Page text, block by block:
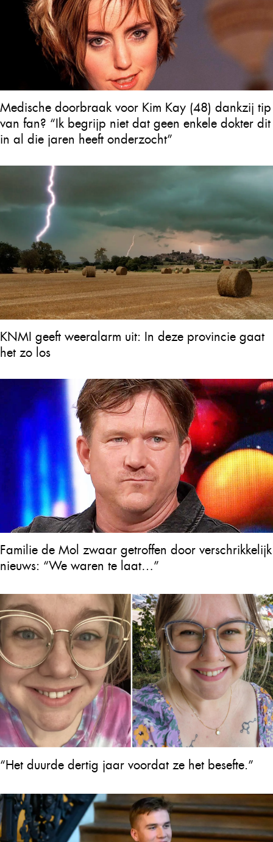
Medische doorbraak voor Kim Kay (48) dankzij tip
van fan? “Ik begrijp niet dat geen enkele dokter dit
in al die jaren heeft onderzocht”
KNMI geeft weeralarm uit: In deze provincie gaat
het zo los
Familie de Mol zwaar getroffen door verschrikkelijk
nieuws: “We waren te laat…”
“Het duurde dertig jaar voordat ze het besefte.”